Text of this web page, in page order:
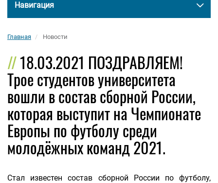
Навигация
Главная Новости
18.03.2021 ПОЗДРАВЛЯЕМ!
Трое студентов университета
вошли в состав сборной России,
которая выступит на Чемпионате
Европы по футболу среди
молодёжных команд 2021.
Стал известен состав сборной России по футболу,